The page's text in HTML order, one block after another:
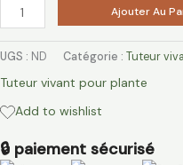
Ajouter Au
UGS : ND Catégorie : Tuteur
Tuteur vivant pour plante
Add to wishlist
🔒 paiement sécurisé